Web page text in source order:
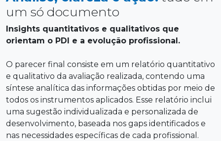
um só documento
Insights quantitativos e qualitativos que
orientam o PDI e a evolução profissional.
O parecer final consiste em um relatório quantitativo
e qualitativo da avaliação realizada, contendo uma
síntese analítica das informações obtidas por meio de
todos os instrumentos aplicados. Esse relatório inclui
uma sugestão individualizada e personalizada de
desenvolvimento, baseada nos gaps identificados e
nas necessidades específicas de cada profissional.